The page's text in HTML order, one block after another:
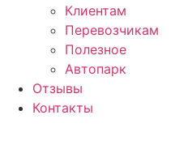
Клиентам
Перевозчикам
Полезное
Автопарк
Отзывы
Контакты